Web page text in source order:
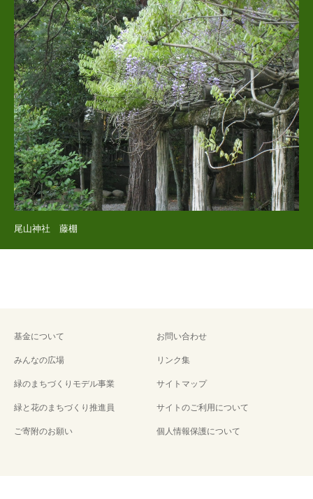
尾山神社 藤棚
基金について
みんなの広場
緑のまちづくりモデル事業
緑と花のまちづくり推進員
ご寄附のお願い
お問い合わせ
リンク集
サイトマップ
サイトのご利用について
個人情報保護について